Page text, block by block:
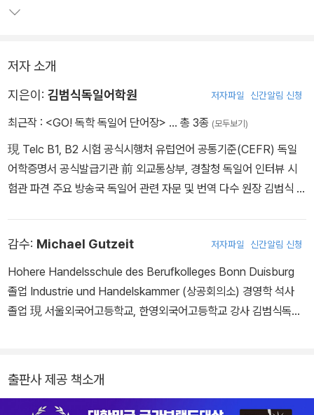
m)
저자 소개
지은이: 김범식독일어학원 저자파일 신간알림 신청
최근작 : <GO! 독학 독일어 단어장> … 총 3종 (모두보기)
現 Telc B1, B2 시험 공식시행처 유럽언어 공통기준(CEFR) 독일
어학증명서 공식발급기관 前 외교통상부, 경찰청 독일어 인터뷰 시
험관 파견 주요 방송국 독일어 관련 자문 및 번역 다수 원장 김범식 성
역 담당 한국학원총연합회 최우수 강사상 (2003) 교육인적자원부
장관상 (2006)
감수: Michael Gutzeit 저자파일 신간알림 신청
Hohere Handelsschule des Berufkolleges Bonn Duisburg
졸업 Industrie und Handelskammer (상공회의소) 경영학 석사
졸업 現 서울외국어고등학교, 한영외국어고등학교 강사 김범식독일
출판사 제공 책소개